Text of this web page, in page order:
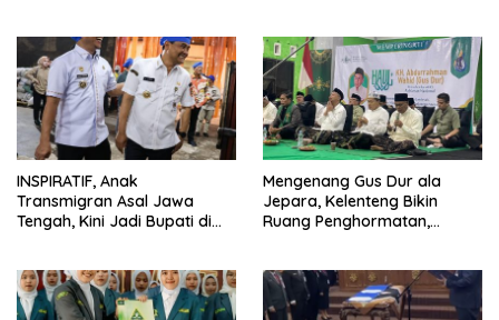
INSPIRATIF, Anak
Transmigran Asal Jawa
Tengah, Kini Jadi Bupati di
Mengenang Gus Dur ala
Jepara, Kelenteng Bikin
Ruang Penghormatan,